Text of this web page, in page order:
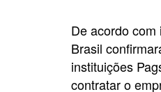
De acordo
Brasil
instituições
contratar o